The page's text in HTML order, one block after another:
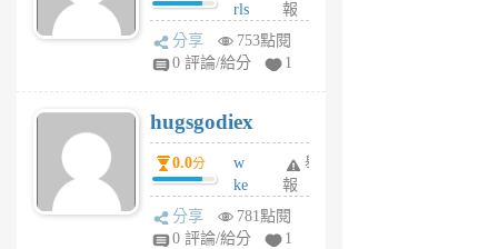
前
rls
k
m
6
個
月
前
報
分享
753點閱
0 評論/給分
1
hugsgodiex
0.0分
w
ke
rv
pj
舉
報
分享
781點閱
0 評論/給分
1